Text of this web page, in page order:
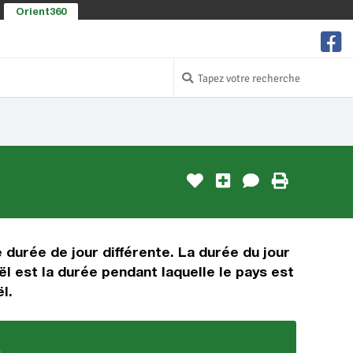
Orient360
durée de jour différente. La durée du jour
est la durée pendant laquelle le pays est